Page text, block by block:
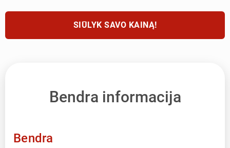
SIŪLYK SAVO KAINĄ!
Bendra informacija
Bendra